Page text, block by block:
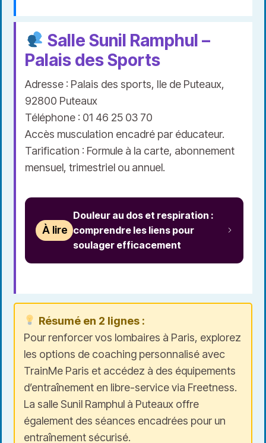
Salle Sunil Ramphul –
Palais des Sports
Adresse : Palais des sports, Ile de Puteaux,
92800 Puteaux
Téléphone : 01 46 25 03 70
Accès musculation encadré par éducateur.
Tarification : Formule à la carte, abonnement
mensuel, trimestriel ou annuel.
À lire
Douleur au dos et respiration :
comprendre les liens pour
soulager efficacement
Résumé en 2 lignes :
Pour renforcer vos lombaires à Paris, explorez
les options de coaching personnalisé avec
TrainMe Paris et accédez à des équipements
d’entraînement en libre-service via Freetness.
La salle Sunil Ramphul à Puteaux offre
également des séances encadrées pour un
entraînement sécurisé.